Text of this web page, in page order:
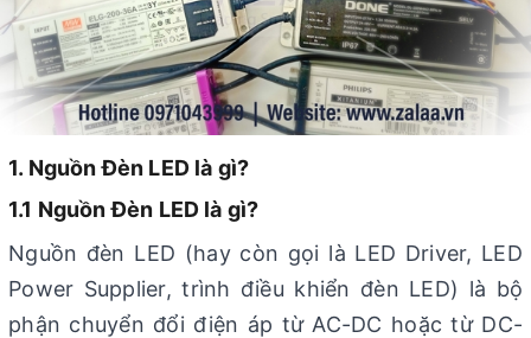
1. Nguồn Đèn LED là gì?
1.1 Nguồn Đèn LED là gì?
Nguồn đèn LED (hay còn gọi là LED Driver, LED
Power Supplier, trình điều khiển đèn LED) là bộ
phận chuyển đổi điện áp từ AC-DC hoặc từ DC-